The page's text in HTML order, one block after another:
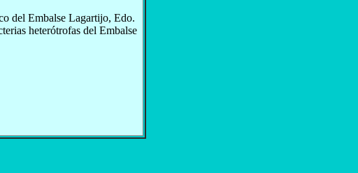
del Embalse Lagartijo, Edo.
heterótrofas del Embalse